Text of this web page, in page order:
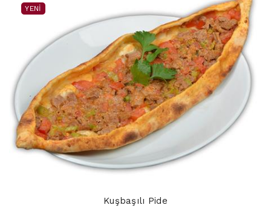
YENI
Kuşbaşılı Pide